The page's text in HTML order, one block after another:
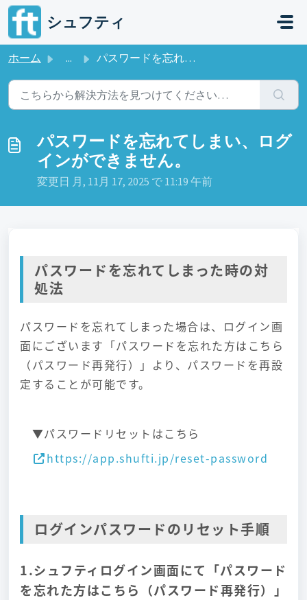
メインコンテンツに移動
シュフティ
ホーム ... パスワードを忘れてしまい、ログインができません。
パスワードを忘れてしまい、ログ
インができません。
変更日 月, 11月 17, 2025 で 11:19 午前
パスワードを忘れてしまった時の対
処法
パスワードを忘れてしまった場合は、ログイン画
面にございます「パスワードを忘れた方はこちら
（パスワード再発行）」より、パスワードを再設
定することが可能です。
▼パスワードリセットはこちら
https://app.shufti.jp/reset-password
ログインパスワードのリセット手順
1.シュフティログイン画面にて「パスワード
を忘れた方はこちら（パスワード再発行）」